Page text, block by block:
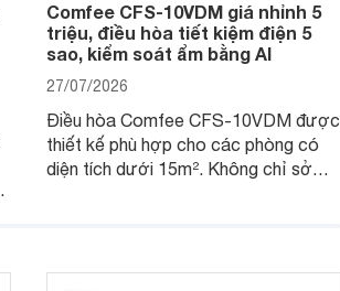
Comfee CFS-10VDM giá nhỉnh 5
triệu, điều hòa tiết kiệm điện 5
sao, kiểm soát ẩm bằng AI
27/07/2026
Điều hòa Comfee CFS-10VDM được
thiết kế phù hợp cho các phòng có
diện tích dưới 15m². Không chỉ sở